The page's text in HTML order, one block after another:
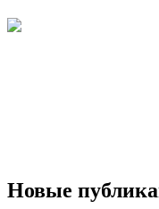
Новые